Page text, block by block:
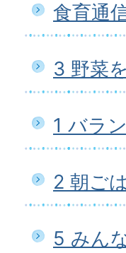
食育通
3 野菜
1 バラ
2 朝ご
5 みん